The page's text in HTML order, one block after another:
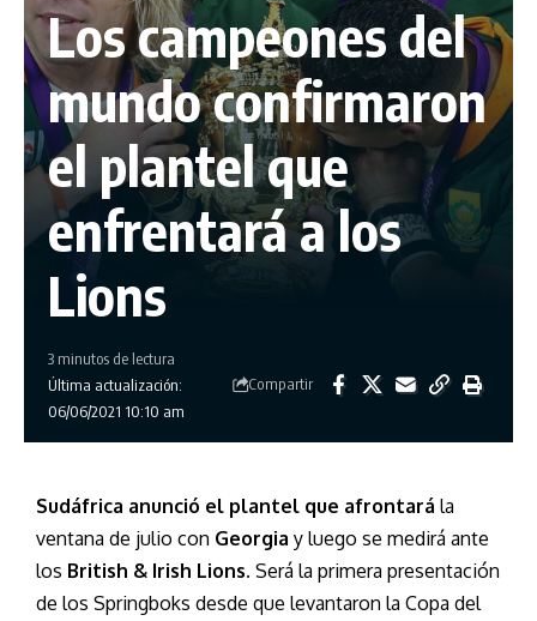
Los campeones del
mundo confirmaron
el plantel que
enfrentará a los
Lions
Última actualización:
06/06/2021 10:10 am
3 minutos de lectura
Compartir
Sudáfrica anunció el plantel que afrontará la
ventana de julio con Georgia y luego se medirá ante
los British & Irish Lions. Será la primera presentación
de los Springboks desde que levantaron la Copa del